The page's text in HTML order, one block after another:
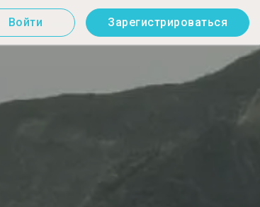
Войти Зарегистрироваться